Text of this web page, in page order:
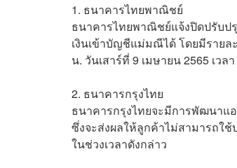
1. ธนาคารไทยพาณิชย์
ธนาคารไทยพาณิชย์แจ้งปิดปรับป
เงินเข้าบัญชีแม่มณีได้ โดยมีรายล
น. วันเสาร์ที่ 9 เมษายน 2565 เวล
2. ธนาคารกรุงไทย
ธนาคารกรุงไทยจะมีการพัฒนาแอ
ซึ่งจะส่งผลให้ลูกค้าไม่สามารถใช้
ในช่วงเวลาดังกล่าว